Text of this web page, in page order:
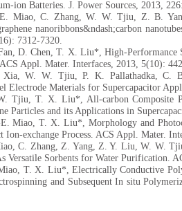
ion Batteries. J. Power Sources, 2013,
Miao, C. Zhang, W. W. Tjiu, Z. B.
nanoribbons&ndash;carbon
7312-7320.
D. Chen, T. X. Liu*, High-Performance
Appl. Mater. Interfaces, 2013, 5(10):
W. W. Tjiu, P. K. Pallathadka, C.
Electrode Materials for Supercapacitor
Tjiu, T. X. Liu*, All-carbon Composite
Particles and its Applications in
Miao, T. X. Liu*, Morphology and
Ion-exchange Process. ACS Appl. Mater.
C. Zhang, Z. Yang, Z. Y. Liu, W. W.
Versatile Sorbents for Water Purification.
T. X. Liu*, Electrically Conductive
and Subsequent In situ